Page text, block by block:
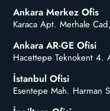
Ankara Merkez Ofis
Karaca Apt. Merhale
Ankara AR-GE Ofisi
Hacettepe Teknokent 4.
İstanbul Ofisi
Esentepe Mah. Harman